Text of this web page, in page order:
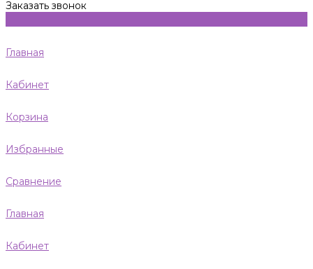
Заказать звонок
Главная
Кабинет
Корзина
Избранные
Сравнение
Главная
Кабинет